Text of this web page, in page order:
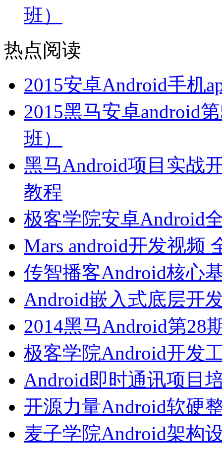
班）
热点阅读
2015安卓Android手机
2015黑马安卓android
班）
黑马Android项目实战
教程
极客学院安卓Android
Mars android开发视频
传智播客Android核心
Android嵌入式底层开
2014黑马Android第28
极客学院Android开发
Android即时通讯项目
开源力量Android软硬
麦子学院Android架构